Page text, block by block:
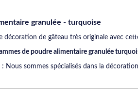
granulée - turquoise
décoration de gâteau très originale avec
de poudre alimentaire granulée
: Nous sommes spécialisés dans la